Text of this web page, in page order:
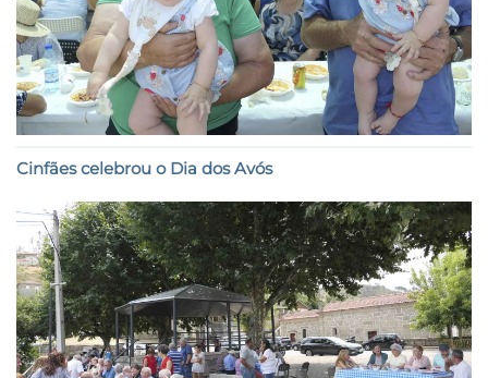
Cinfães celebrou o Dia dos Avós